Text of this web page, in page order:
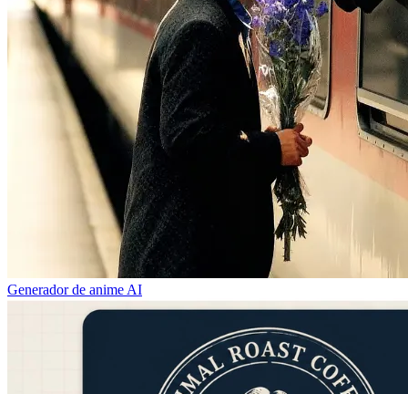
Generador de anime AI